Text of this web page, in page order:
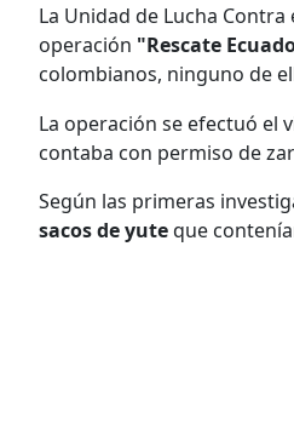
La Unidad de Lucha
operación "Rescate
colombianos, ninguno de
La operación se efectuó el
contaba con permiso de
Según las primeras
sacos de yuteque